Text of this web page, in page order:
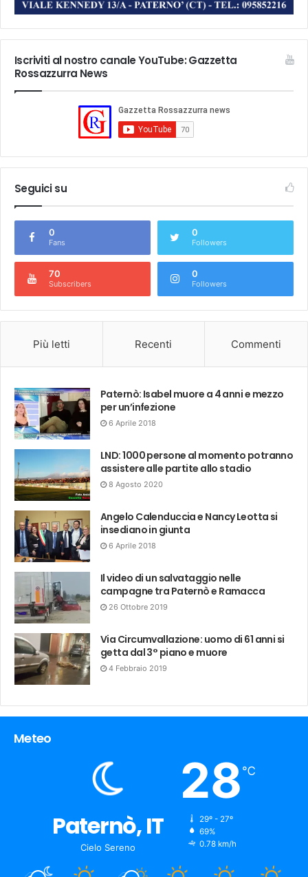
Iscriviti al nostro canale YouTube: Gazzetta
Rossazzurra News
Seguici su
0
Fans
0
Followers
70
Subscribers
0
Followers
Più letti Recenti Commenti
Paternò: Isabel muore a 4 anni e mezzo
per un’infezione
6 Aprile 2018
LND: 1000 persone al momento potranno
assistere alle partite allo stadio
8 Agosto 2020
Angelo Calenduccia e Nancy Leotta si
insediano in giunta
6 Aprile 2018
Il video di un salvataggio nelle
campagne tra Paternò e Ramacca
26 Ottobre 2019
Via Circumvallazione: uomo di 61 anni si
getta dal 3° piano e muore
4 Febbraio 2019
Meteo
Paternò, IT
Cielo Sereno
28 ℃
29º - 27º
humidity:
69%
wind:
0.78 km/h